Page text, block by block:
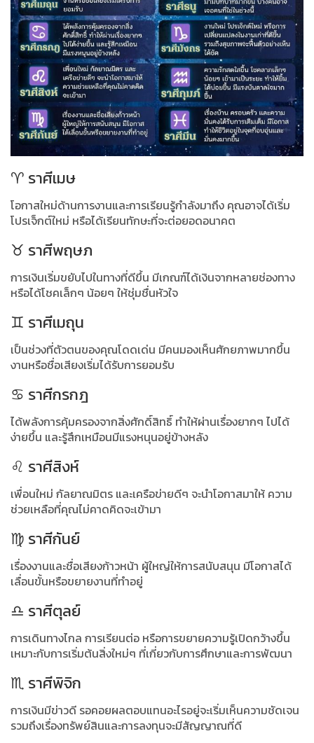
♈ ราศีเมษ
โอกาสใหม่ด้านการงานและการเรียนรู้กำลังมาถึง คุณอาจได้เริ่ม
โปรเจ็กต์ใหม่ หรือได้เรียนทักษะที่จะต่อยอดอนาคต
♉ ราศีพฤษภ
การเงินเริ่มขยับไปในทางที่ดีขึ้น มีเกณฑ์ได้เงินจากหลายช่องทาง
หรือได้โชคเล็กๆ น้อยๆ ให้ชุ่มชื่นหัวใจ
♊ ราศีเมถุน
เป็นช่วงที่ตัวตนของคุณโดดเด่น มีคนมองเห็นศักยภาพมากขึ้น
งานหรือชื่อเสียงเริ่มได้รับการยอมรับ
♋ ราศีกรกฎ
ได้พลังการคุ้มครองจากสิ่งศักดิ์สิทธิ์ ทำให้ผ่านเรื่องยากๆ ไปได้
ง่ายขึ้น และรู้สึกเหมือนมีแรงหนุนอยู่ข้างหลัง
♌ ราศีสิงห์
เพื่อนใหม่ กัลยาณมิตร และเครือข่ายดีๆ จะนำโอกาสมาให้ ความ
ช่วยเหลือที่คุณไม่คาดคิดจะเข้ามา
♍ ราศีกันย์
เรื่องงานและชื่อเสียงก้าวหน้า ผู้ใหญ่ให้การสนับสนุน มีโอกาสได้
เลื่อนขั้นหรือขยายงานที่ทำอยู่
♎ ราศีตุลย์
การเดินทางไกล การเรียนต่อ หรือการขยายความรู้เปิดกว้างขึ้น
เหมาะกับการเริ่มต้นสิ่งใหม่ๆ ที่เกี่ยวกับการศึกษาและการพัฒนา
♏ ราศีพิจิก
การเงินมีข่าวดี รอคอยผลตอบแทนอะไรอยู่จะเริ่มเห็นความชัดเจน
รวมถึงเรื่องทรัพย์สินและการลงทุนจะมีสัญญาณที่ดี